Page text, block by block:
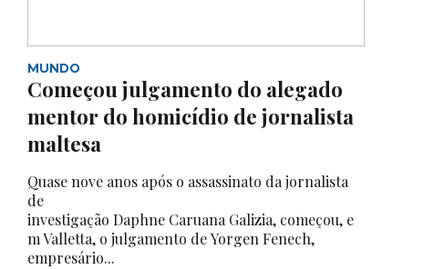
MUNDO
Começou julgamento do alegado
mentor do homicídio de jornalista
maltesa
Quase nove anos após o assassinato da jornalista
de
investigação Daphne Caruana Galizia, começou, e
m Valletta, o julgamento de Yorgen Fenech,
empresário...